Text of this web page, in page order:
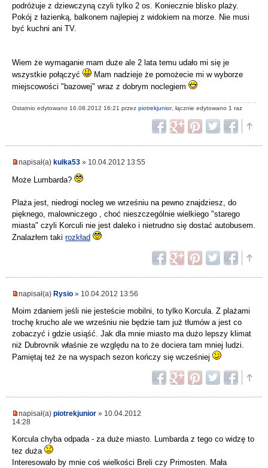
podróżuje z dziewczyną czyli tylko 2 os. Koniecznie blisko plaży.
Pokój z łazienką, balkonem najlepiej z widokiem na morze. Nie musi
być kuchni ani TV.
Wiem że wymaganie mam duże ale 2 lata temu udało mi się je
wszystkie połączyć
Mam nadzieje że pomożecie mi w wyborze
miejscowości "bazowej" wraz z dobrym noclegiem
Ostatnio edytowano 16.08.2012 16:21 przez piotrekjunior, łącznie edytowano 1 raz
napisał(a) kulka53 » 10.04.2012 13:55
Może Lumbarda?
Plaża jest, niedrogi nocleg we wrześniu na pewno znajdziesz, do
pięknego, malowniczego , choć nieszczególnie wielkiego "starego
miasta" czyli Korculi nie jest daleko i nietrudno się dostać autobusem.
Znalazłem taki rozkład
napisał(a) Rysio » 10.04.2012 13:56
Moim zdaniem jeśli nie jesteście mobilni, to tylko Korcula. Z plażami
trochę krucho ale we wrześniu nie będzie tam już tłumów a jest co
zobaczyć i gdzie usiąść. Jak dla mnie miasto ma dużo lepszy klimat
niż Dubrovnik właśnie ze względu na to że dociera tam mniej ludzi.
Pamiętaj też że na wyspach sezon kończy się wcześniej
napisał(a) piotrekjunior » 10.04.2012
14:28
Korcula chyba odpada - za duże miasto. Lumbarda z tego co widzę to
tez duża
Interesowało by mnie coś wielkości Breli czy Primosten. Mała